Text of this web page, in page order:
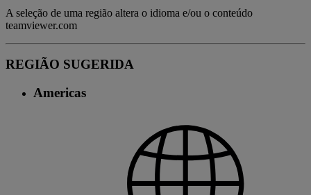
A seleção de uma região altera o idioma e/ou o conteúdo
teamviewer.com
REGIÃO SUGERIDA
Americas